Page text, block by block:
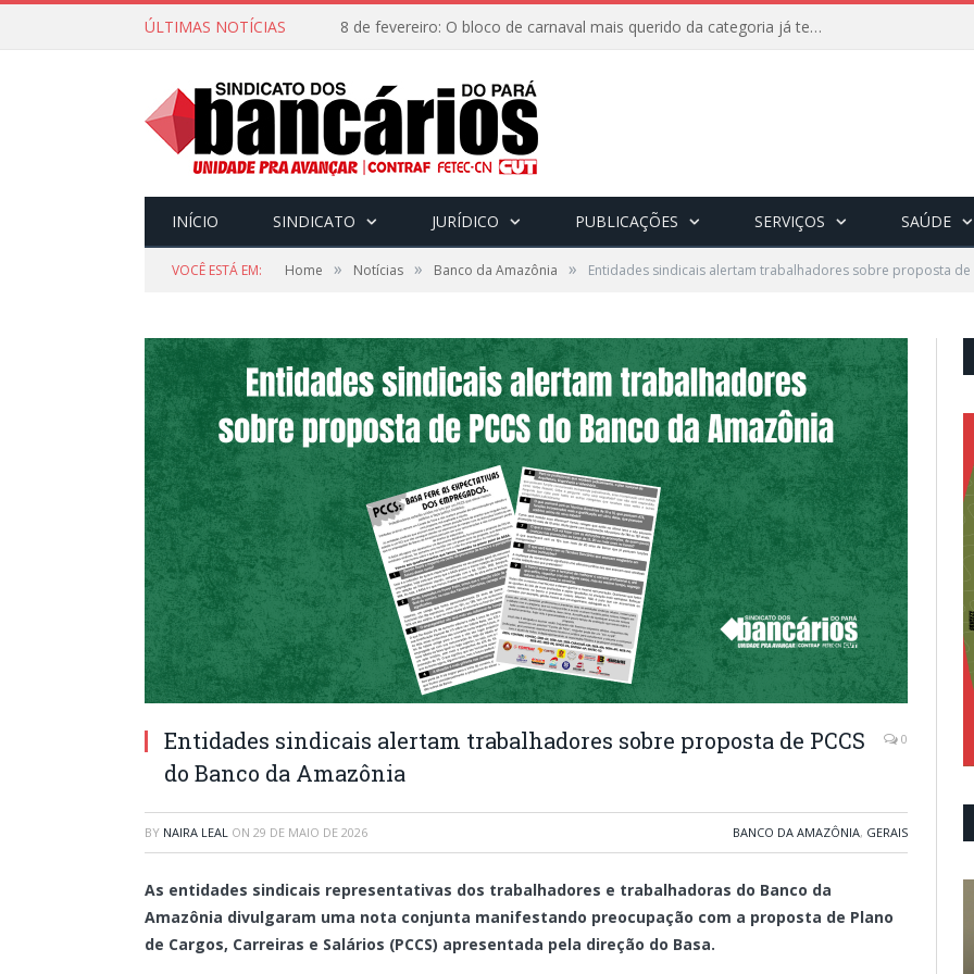
ÚLTIMAS NOTÍCIAS 8 de fevereiro: O bloco de carnaval mais querido da categoria já tem data. Vem pro CarnaBancários 2025!
INÍCIO SINDICATO JURÍDICO PUBLICAÇÕES SERVIÇOS SAÚDE
VOCÊ ESTÁ EM: Home » Notícias » Banco da Amazônia » Entidades sindicais alertam trabalhadores sobre proposta de
Entidades sindicais alertam trabalhadores sobre proposta de PCCS
do Banco da Amazônia
0
BY NAIRA LEAL ON 29 DE MAIO DE 2026 BANCO DA AMAZÔNIA, GERAIS
As entidades sindicais representativas dos trabalhadores e trabalhadoras do Banco da
Amazônia divulgaram uma nota conjunta manifestando preocupação com a proposta de Plano
de Cargos, Carreiras e Salários (PCCS) apresentada pela direção do Basa.